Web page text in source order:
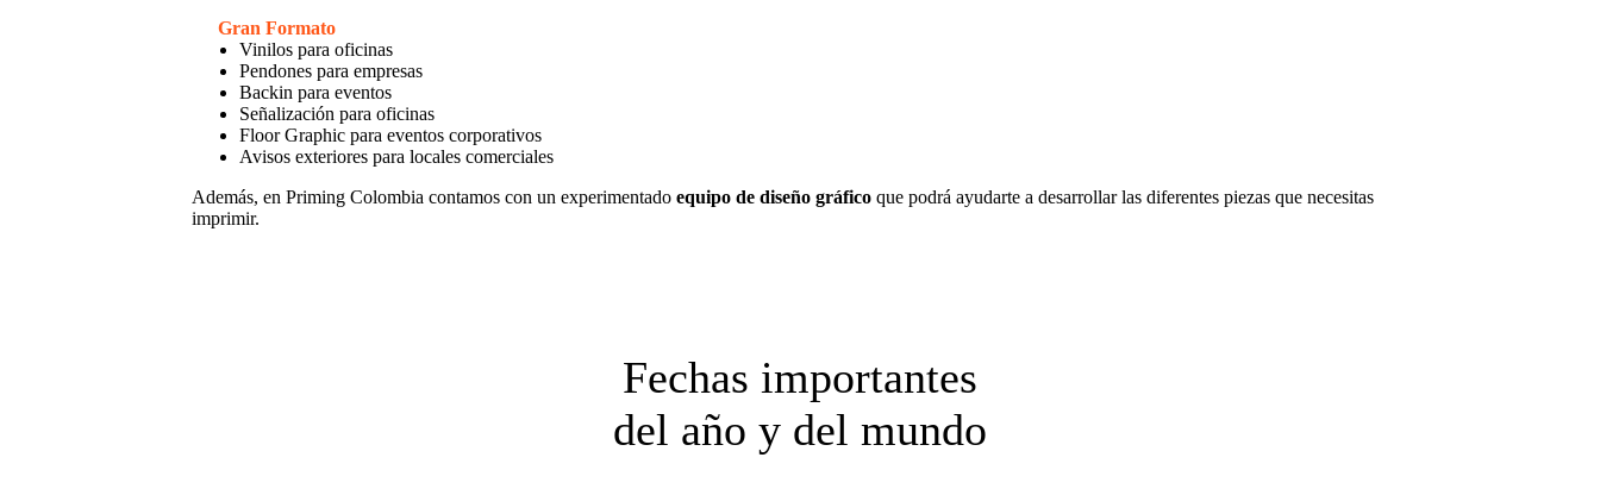
Gran Formato
Vinilos para oficinas
Pendones para empresas
Backin para eventos
Señalización para oficinas
Floor Graphic para eventos corporativos
Avisos exteriores para locales comerciales
Además, en Priming Colombia contamos con un experimentado equipo de diseño gráficoque podrá ayudarte a desarrollar las diferentes piezas que necesitas
imprimir.
Fechas importantes
del año y del mundo